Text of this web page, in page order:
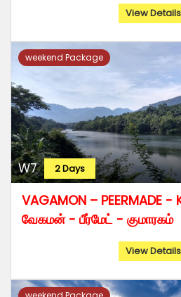
View Details
weekend Package
W7 2 Days
VAGAMON – PEERMADE -
வேகமன் - பீர்மேட் - குமாரகம்
View Details